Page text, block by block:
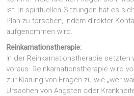
ist. In spirituellen Sitzungen hat es
Plan zu forschen, indem direkter
aufgenommen wird.
Reinkarnationstherapie:
In der Reinkarnationstherapie setzten
voraus. Reinkarnationstherapie wird
zur Klärung von Fragen zu wie „wer
Ursachen von Ängsten oder